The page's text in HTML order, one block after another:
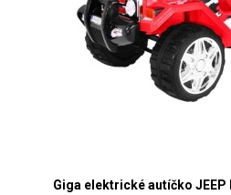
Giga elektrické autíčko JEEP